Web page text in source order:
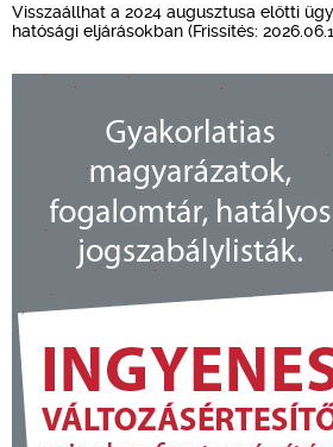
Visszaállhat a 2024 augusztusa előtti
hatósági eljárásokban (Frissítés: